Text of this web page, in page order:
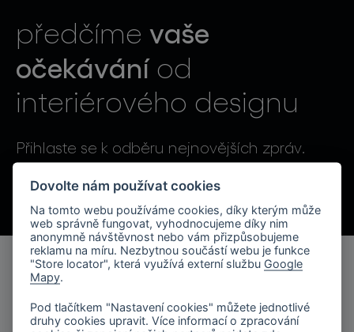
projekty
produkty
projekty
o značce
předčíme vaše
očekáváníod
interiérového designu
Přihlaste se k odběru nejnovějších zpráv.
Odesláním souhlasíte se zpracováním osobních údajů.
produkty
kolekce svítidel
Dovolte nám používat cookies
Na tomto webu používáme cookies, díky kterým může
web správně fungovat, vyhodnocujeme díky nim
anonymně návštěvnost nebo vám přizpůsobujeme
reklamu na míru. Nezbytnou součástí webu je funkce
"Store locator", která využívá externí službu Google
Mapy.
Pod tlačítkem "Nastavení cookies" můžete jednotlivé
druhy cookies upravit. Více informací o zpracování